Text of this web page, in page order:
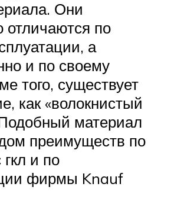
Они
отличаются по
а
и по своему
того, существует
как «волокнистый
материал
преимуществ по
и по
фирмы Knauf